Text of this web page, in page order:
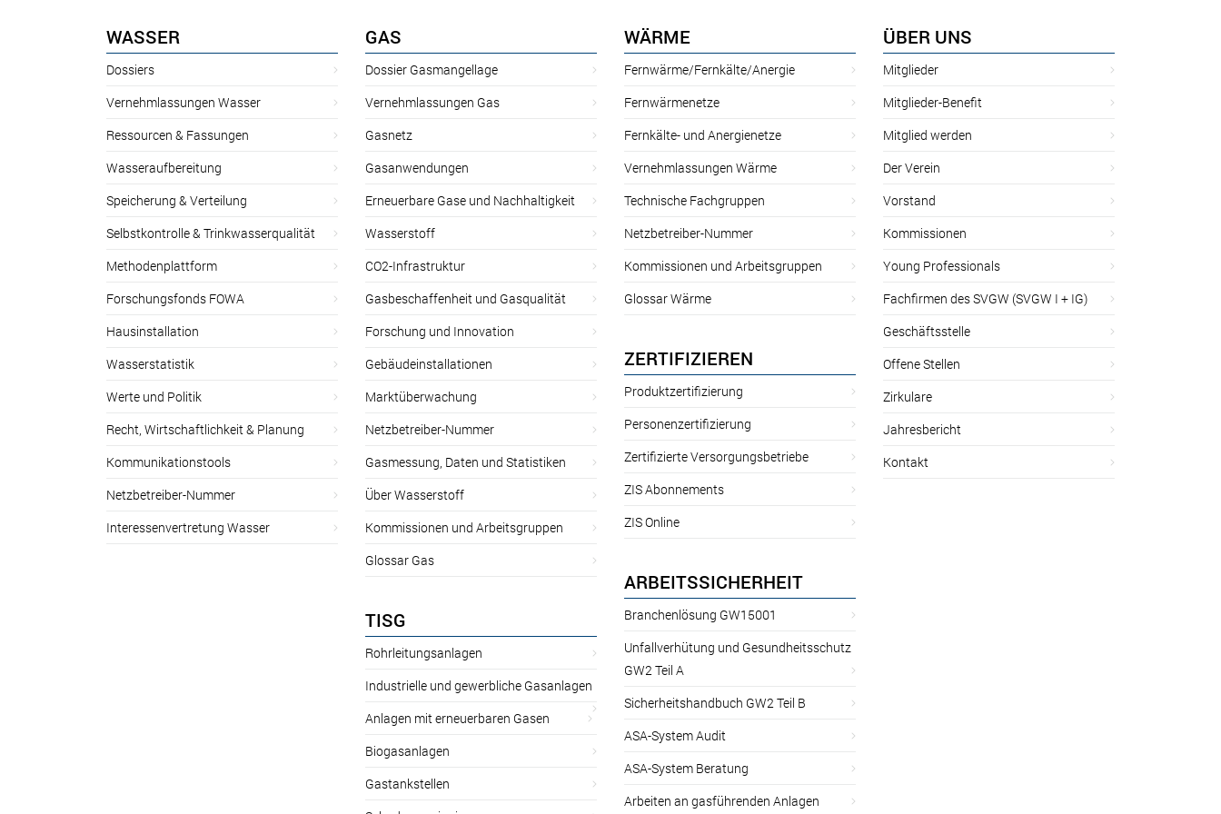
WASSER
Dossiers
Vernehmlassungen Wasser
Ressourcen & Fassungen
Wasseraufbereitung
Speicherung & Verteilung
Selbstkontrolle & Trinkwasserqualität
Methodenplattform
Forschungsfonds FOWA
Hausinstallation
Wasserstatistik
Werte und Politik
Recht, Wirtschaftlichkeit & Planung
Kommunikationstools
Netzbetreiber-Nummer
Interessenvertretung Wasser
GAS
Dossier Gasmangellage
Vernehmlassungen Gas
Gasnetz
Gasanwendungen
Erneuerbare Gase und Nachhaltigkeit
Wasserstoff
CO2-Infrastruktur
Gasbeschaffenheit und Gasqualität
Forschung und Innovation
Gebäudeinstallationen
Marktüberwachung
Netzbetreiber-Nummer
Gasmessung, Daten und Statistiken
Über Wasserstoff
Kommissionen und Arbeitsgruppen
Glossar Gas
TISG
Rohrleitungsanlagen
Industrielle und gewerbliche Gasanlagen
Anlagen mit erneuerbaren Gasen
Biogasanlagen
Gastankstellen
WÄRME
Fernwärme/Fernkälte/Anergie
Fernwärmenetze
Fernkälte- und Anergienetze
Vernehmlassungen Wärme
Technische Fachgruppen
Netzbetreiber-Nummer
Kommissionen und Arbeitsgruppen
Glossar Wärme
ZERTIFIZIEREN
Produktzertifizierung
Personenzertifizierung
Zertifizierte Versorgungsbetriebe
ZIS Abonnements
ZIS Online
ARBEITSSICHERHEIT
Branchenlösung GW15001
Unfallverhütung und Gesundheitsschutz
GW2 Teil A
Sicherheitshandbuch GW2 Teil B
ASA-System Audit
ASA-System Beratung
Arbeiten an gasführenden Anlagen
ÜBER UNS
Mitglieder
Mitglieder-Benefit
Mitglied werden
Der Verein
Vorstand
Kommissionen
Young Professionals
Fachfirmen des SVGW (SVGW I + IG)
Geschäftsstelle
Offene Stellen
Zirkulare
Jahresbericht
Kontakt